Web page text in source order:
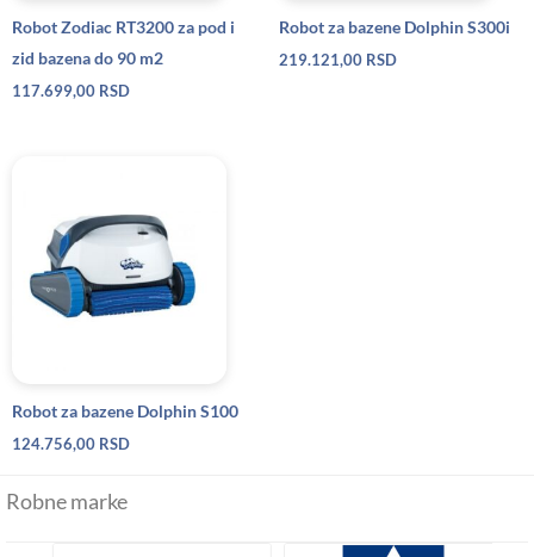
Robot Zodiac RT3200 za pod i
zid bazena do 90 m2
117.699,00 RSD
Robot za bazene Dolphin S300i
219.121,00 RSD
Robot za bazene Dolphin S100
124.756,00 RSD
Robne marke